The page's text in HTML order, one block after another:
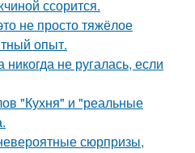
ссорится.
не просто тяжёлое
опыт.
не ругалась, если
"Кухня" и "реальные
сюрпризы,